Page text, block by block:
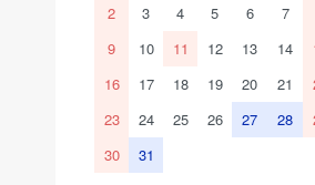
2
3 4 5 6 7
9
10 11 12 13 14
16
17 18 19 20 21
23
24 25 26 27 28
30
31